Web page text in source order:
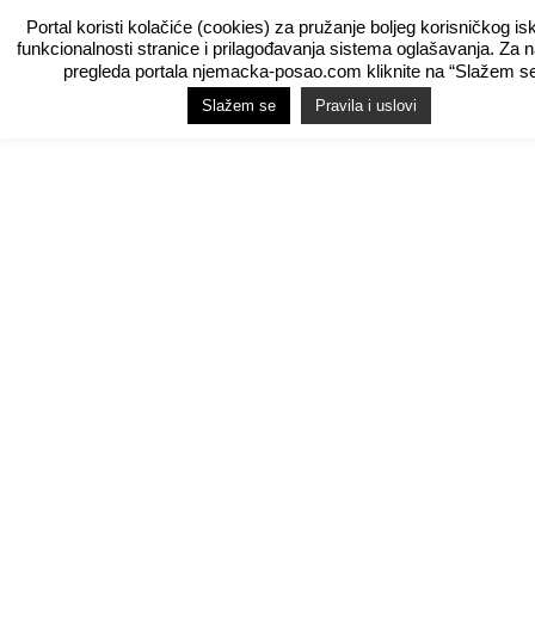
Portal koristi kolačiće (cookies) za pružanje boljeg korisničkog
funkcionalnosti stranice i prilagođavanja sistema oglašavanja. Za
pregleda portala njemacka-posao.com kliknite na “Slažem
Slažem se Pravila i uslovi